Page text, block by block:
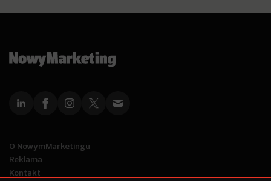
O NowymMarketingu
Reklama
Kontakt